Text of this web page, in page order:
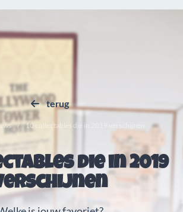
terug
10 collectables die in 2019 verschijnen
die in 2019